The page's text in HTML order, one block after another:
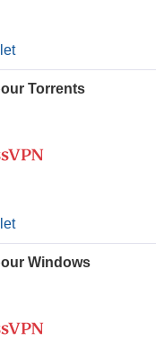
Torrents
Windows